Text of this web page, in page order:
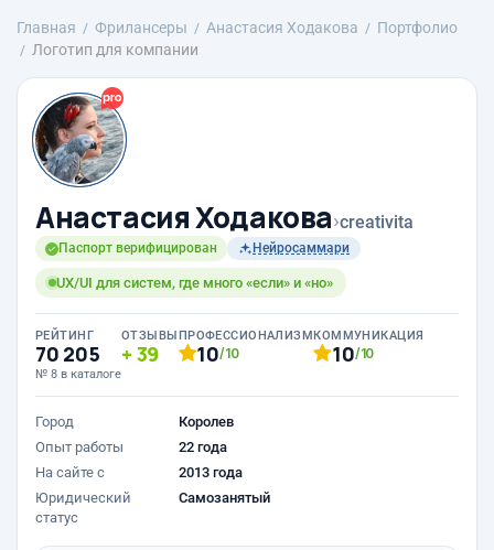
Главная Фрилансеры Анастасия Ходакова
Портфолио
Логотип для компании
Анастасия Ходакова›creativita
Паспорт верифицирован Нейросаммари
UX/UI для систем, где много «если» и «но»
РЕЙТИНГ
70 205
№ 8 в каталоге
ОТЗЫВЫ
39
ПРОФЕССИОНАЛИЗМ
10/10
КОММУНИКАЦИЯ
10/10
Город
Королев
Опыт работы
22 года
На сайте с
2013 года
Юридический
статус
Самозанятый